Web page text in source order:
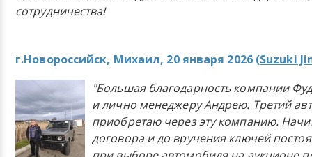
сотрудничества!
г.Новороссийск, Михаил, 20 января 2026 (Suzuki
"Большая благодарность компании
и лично менеджеру Андрею. Третий
приобретаю через эту компанию.
договора и до вручения ключей